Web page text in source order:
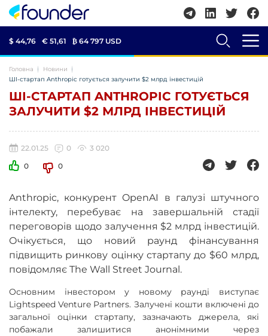
$ 44,76 € 51,61 ₿ 64 797 USD
Головна
Новини
ШІ-стартап Anthropic готується залучити $2 млрд інвестицій
ШІ-СТАРТАП ANTHROPIC ГОТУЄТЬСЯ
ЗАЛУЧИТИ $2 МЛРД ІНВЕСТИЦІЙ
22.01.25 0
3 020
0
0
Anthropic, конкурент OpenAI в галузі штучного
інтелекту, перебуває на завершальній стадії
переговорів щодо залучення $2 млрд інвестицій.
Очікується, що новий раунд фінансування
підвищить ринкову оцінку стартапу до $60 млрд,
повідомляє The Wall Street Journal.
Основним інвестором у новому раунді виступає
Lightspeed Venture Partners. Залучені кошти включені до
загальної оцінки стартапу, зазначають джерела, які
побажали залишитися анонімними через